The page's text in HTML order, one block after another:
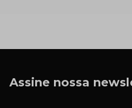
Assine nossa